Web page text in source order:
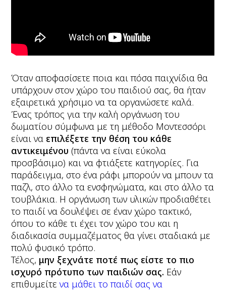
Όταν αποφασίσετε ποια και πόσα παιχνίδια θα
υπάρχουν στον χώρο του παιδιού σας, θα ήταν
εξαιρετικά χρήσιμο να τα οργανώσετε καλά.
Ένας τρόπος για την καλή οργάνωση του
δωματίου σύμφωνα με τη μέθοδο Μοντεσσόρι
είναι να επιλέξετε την θέση του κάθε
αντικειμένου (πάντα να είναι εύκολα
προσβάσιμο) και να φτιάξετε κατηγορίες. Για
παράδειγμα, στο ένα ράφι μπορούν να μπουν τα
παζλ, στο άλλο τα ενσφηνώματα, και στο άλλο τα
τουβλάκια. Η οργάνωση των υλικών προδιαθέτει
το παιδί να δουλέψει σε έναν χώρο τακτικό,
όπου το κάθε τι έχει τον χώρο του και η
διαδικασία συμμαζέματος θα γίνει σταδιακά με
πολύ φυσικό τρόπο.
Τέλος, μην ξεχνάτε ποτέ πως είστε το πιο
ισχυρό πρότυπο των παιδιών σας. Εάν
επιθυμείτενα μάθει το παιδί σας να